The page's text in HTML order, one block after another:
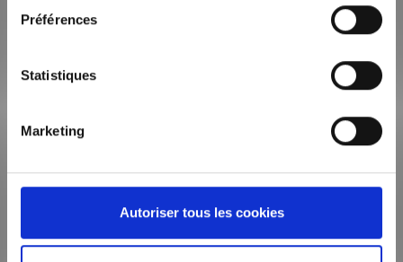
Préférences
Statistiques
Marketing
Autoriser tous les cookies
Normes de construction